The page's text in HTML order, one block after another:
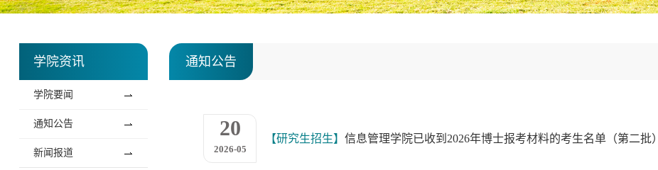
学院资讯
学院要闻
通知公告
新闻报道
通知公告
20
2026-05
【研究生招生】信息管理学院已收到2026年博士报考材料的考生名单（第二批）